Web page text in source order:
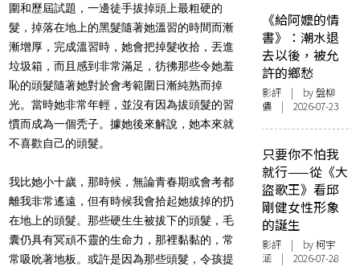
圍和歷屆試題，一邊徒手拔掉頭上最粗硬的
髮，掉落在地上的黑髮隨著她溫習的時間而漸
漸增厚，完成溫習時，她會把掉髮收拾，丟進
垃圾箱，而且感到非常滿足，彷彿那些令她羞
恥的頭髮隨著她對於會考範圍日漸純熟而掉
光。當時她非常年輕，並沒有因為拔頭髮的習
慣而成為一個秃子。據她後來解說，她本來就
不喜歡自己的頭髮。
我比她小十歲，那時候，無論青春期或會考都
離我非常遙遠，但有時候我會拾起她拔掉的扔
在地上的頭髮。那些硬生生被拔下的頭髮，毛
囊仍具有冥頑不靈的生命力，那裡黏黏的，常
常吸吮著地板。或許是因為那些頭髮，令孩提
《給阿嬤的情
書》：潮水退
去以後，被允
許的鄉愁
影評 | by 盤柳
儂 | 2026-07-23
只要你不怕我
就行——從《大
盜歌王》看邱
剛健女性形象
的誕生
影評 | by 柯宇
涵 | 2026-07-28